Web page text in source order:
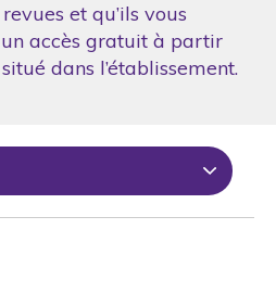
et qu’ils vous
accès gratuit à partir
dans l’établissement.